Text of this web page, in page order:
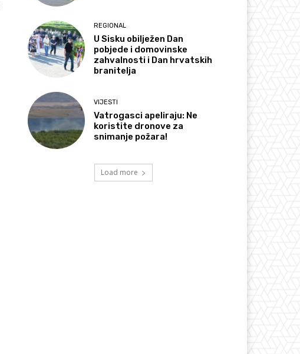
REGIONAL
U Sisku obilježen Dan
pobjede i domovinske
zahvalnosti i Dan hrvatskih
branitelja
VIJESTI
Vatrogasci apeliraju: Ne
koristite dronove za
snimanje požara!
Load more